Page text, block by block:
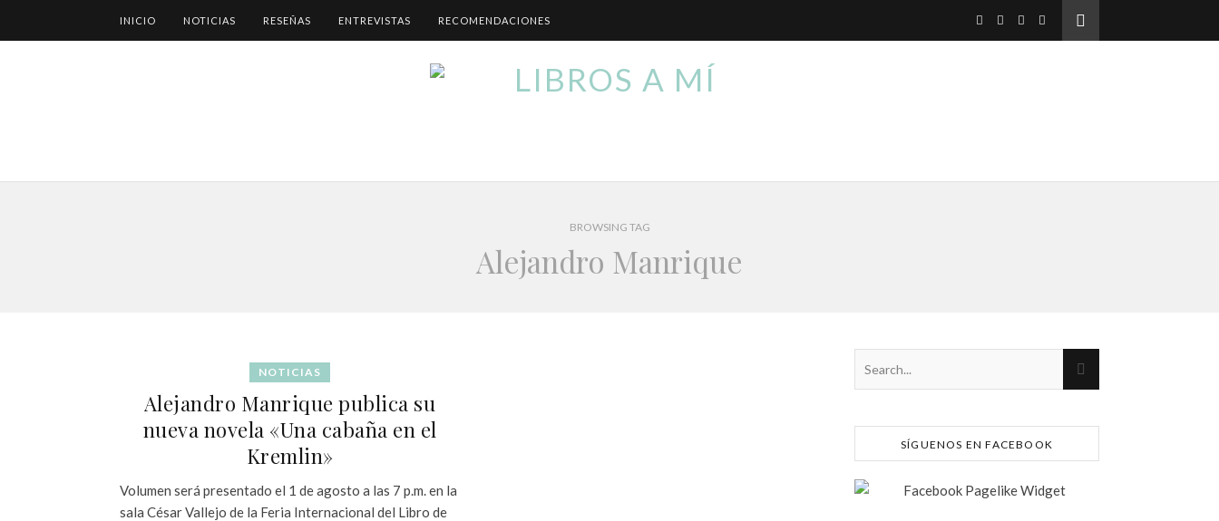
INICIO NOTICIAS RESEÑAS ENTREVISTAS RECOMENDACIONES
BROWSING TAG
Alejandro Manrique
NOTICIAS
Alejandro Manrique publica su
nueva novela «Una cabaña en el
Kremlin»
Volumen será presentado el 1 de agosto a las 7 p.m. en la
sala César Vallejo de la Feria Internacional del Libro de
SÍGUENOS EN FACEBOOK